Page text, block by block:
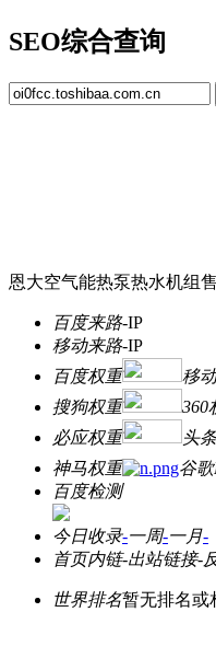
SEO综合查询
恩大空气能热泵热水机组
百度来路-IP
移动来路-IP
百度权重
移
搜狗权重
360
必应权重
头
神马权重
谷
百度检测
今日收录-一周-一月-
首页内链-出站链接-
世界排名暂无排名或